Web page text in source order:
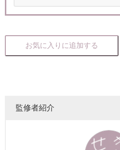
お気に入りに追加する
監修者紹介